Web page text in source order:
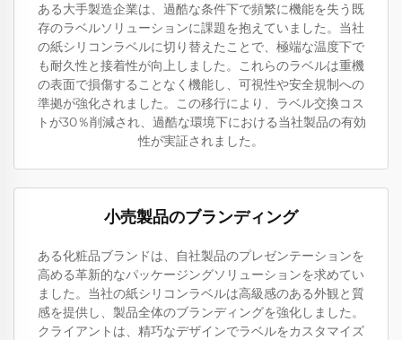
ある大手製造企業は、過酷な条件下で頻繁に機能を失う既
存のラベルソリューションに課題を抱えていました。当社
の紙シリコンラベルに切り替えたことで、極端な温度下で
も耐久性と接着性が向上しました。これらのラベルは重機
の表面で損傷することなく機能し、可視性や安全規制への
準拠が強化されました。この移行により、ラベル交換コス
トが30％削減され、過酷な環境下における当社製品の有効
性が実証されました。
小売製品のブランディング
ある化粧品ブランドは、自社製品のプレゼンテーションを
高める革新的なパッケージングソリューションを求めてい
ました。当社の紙シリコンラベルは高級感のある外観と質
感を提供し、製品全体のブランディングを強化しました。
クライアントは、精巧なデザインでラベルをカスタマイズ